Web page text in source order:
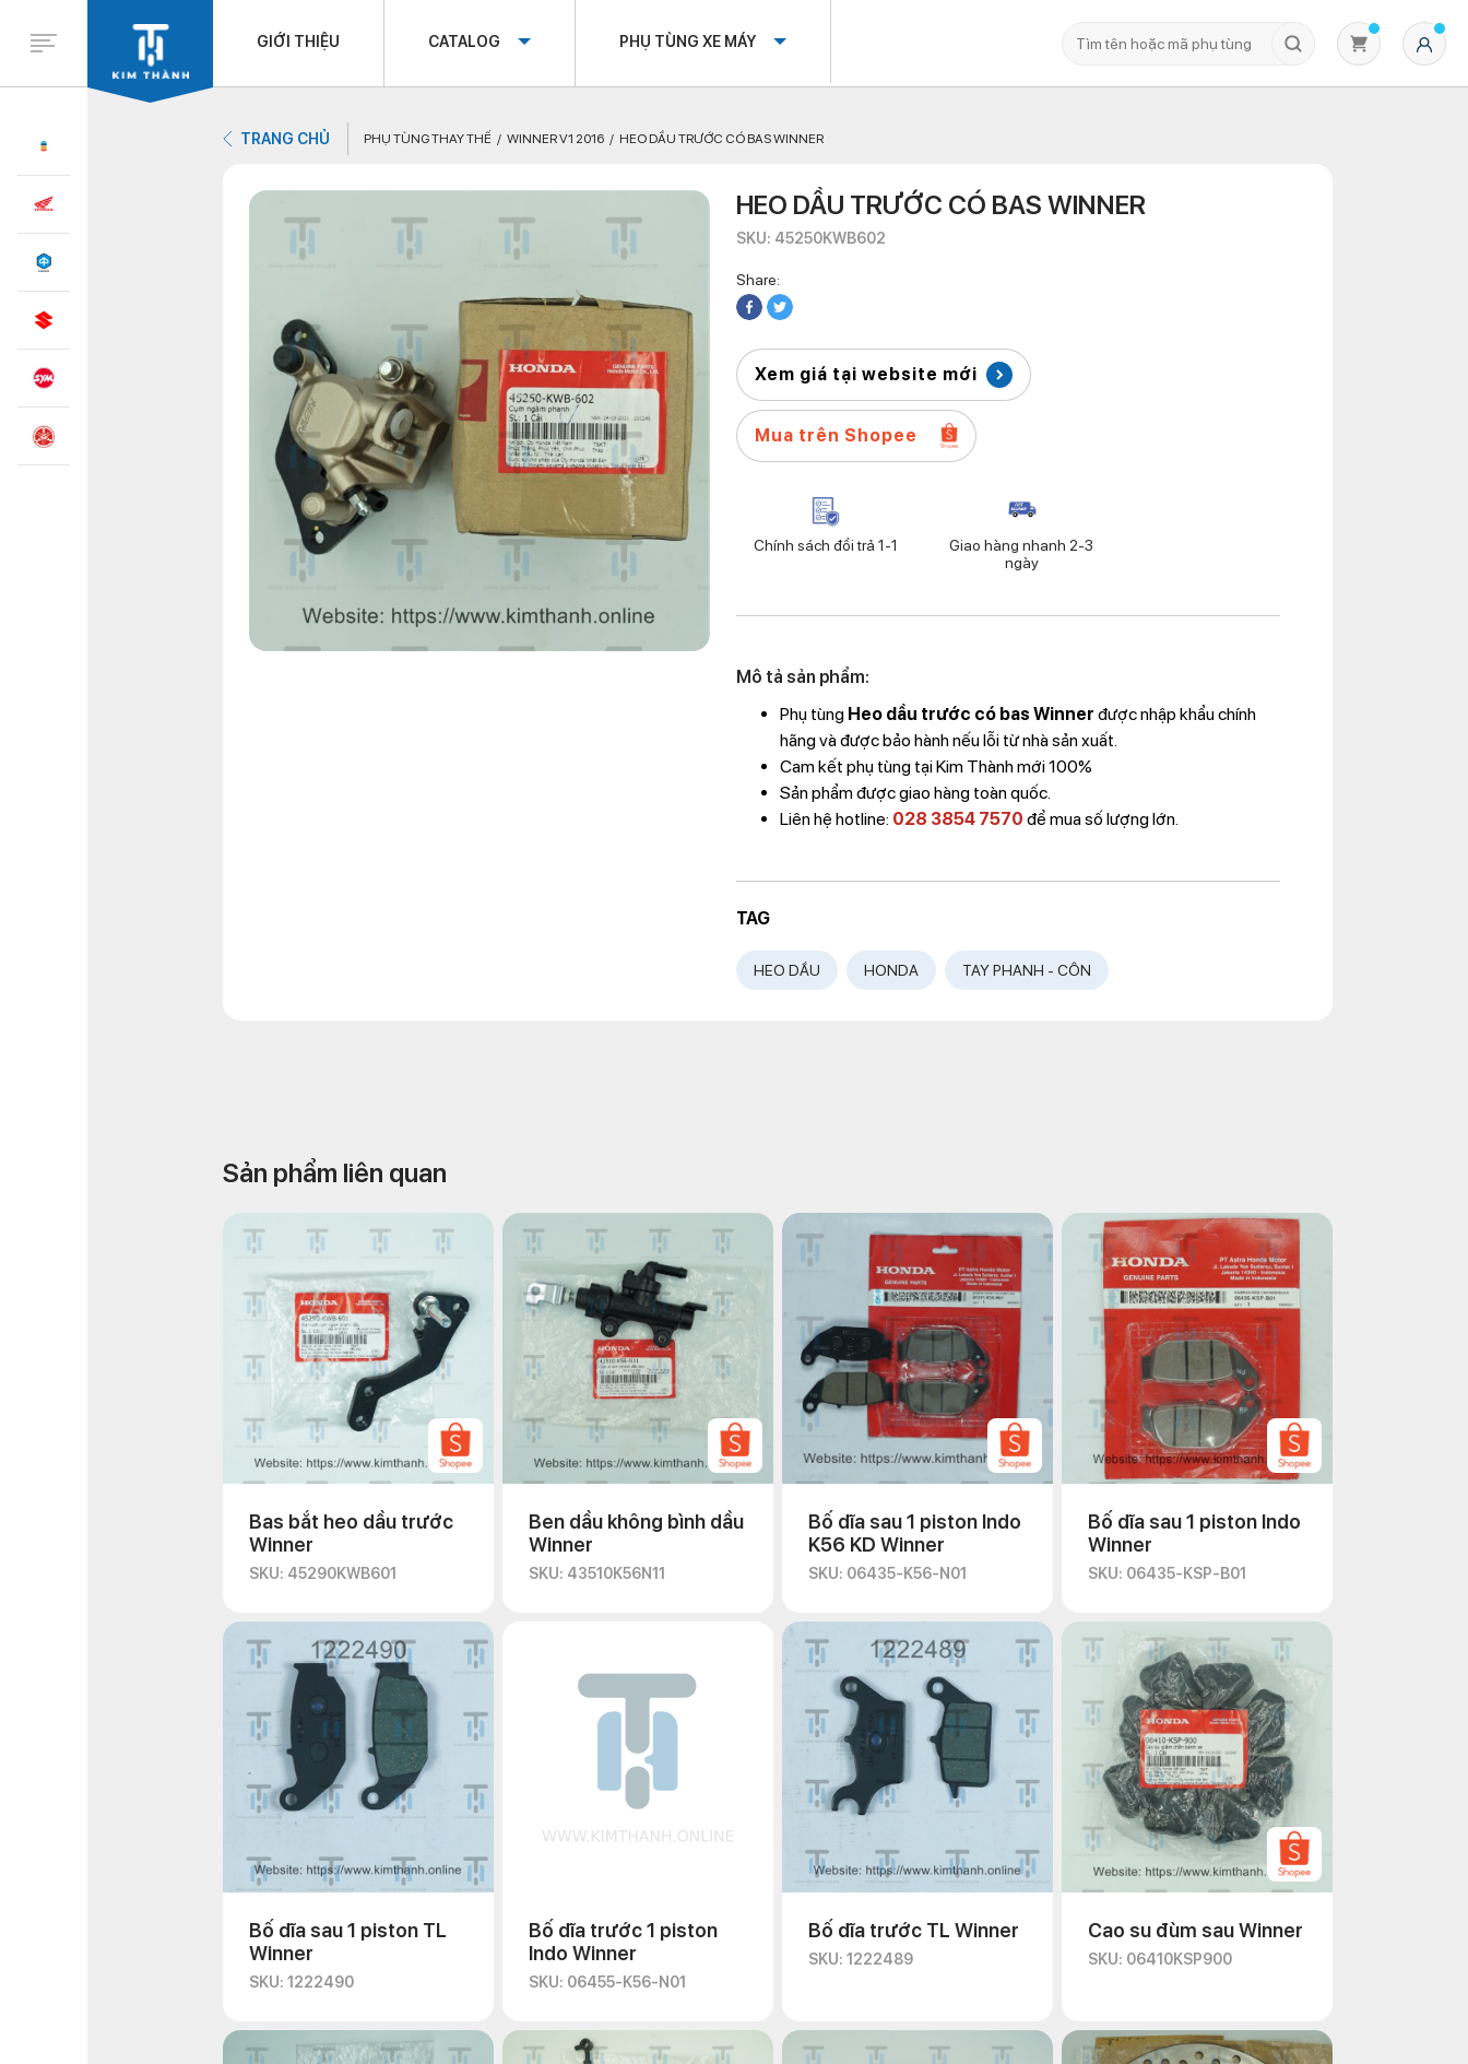
GIỚI THIỆU CATALOG PHỤ TÙNG XE MÁY
TRANG CHỦ PHỤ TÙNG THAY THẾ WINNER V1 2016 HEO DẦU TRƯỚC CÓ BAS WINNER
HEO DẦU TRƯỚC CÓ BAS WINNER
SKU: 45250KWB602
Share:
Xem giá tại website mới
Mua trên Shopee
Chính sách đổi trả 1-1
Giao hàng nhanh 2-3
ngày
Mô tả sản phẩm:
Phụ tùng Heo dầu trước có bas Winner được nhập khẩu chính
hãng và được bảo hành nếu lỗi từ nhà sản xuất.
Cam kết phụ tùng tại Kim Thành mới 100%
Sản phẩm được giao hàng toàn quốc.
Liên hệ hotline: 028 3854 7570 để mua số lượng lớn.
TAG
HEO DẦU HONDA TAY PHANH - CÔN
Sản phẩm liên quan
Bas bắt heo dầu trước
Winner
SKU: 45290KWB601
Ben dầu không bình dầu
Winner
SKU: 43510K56N11
Bố dĩa sau 1 piston Indo
K56 KD Winner
SKU: 06435-K56-N01
Bố dĩa sau 1 piston Indo
Winner
SKU: 06435-KSP-B01
Bố dĩa sau 1 piston TL
Winner
SKU: 1222490
Bố dĩa trước 1 piston
Indo Winner
SKU: 06455-K56-N01
Bố dĩa trước TL Winner
SKU: 1222489
Cao su đùm sau Winner
SKU: 06410KSP900